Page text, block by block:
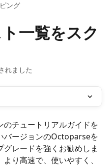
ング
一覧をスク
れました
チュートリアルガイドを
バージョンのOctoparseを
レードを強くお勧めしま
り高速で、使いやすく、